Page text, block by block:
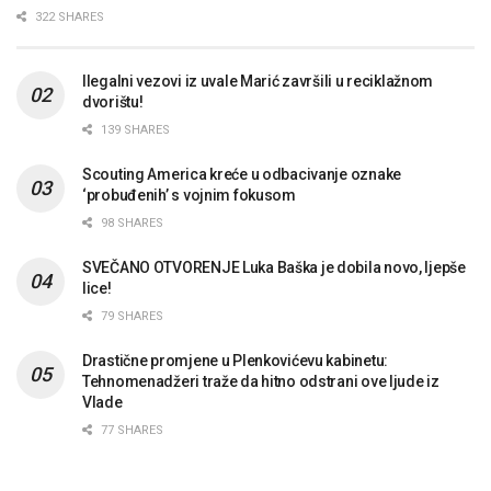
322 SHARES
Ilegalni vezovi iz uvale Marić završili u reciklažnom
dvorištu!
139 SHARES
Scouting America kreće u odbacivanje oznake
‘probuđenih’ s vojnim fokusom
98 SHARES
SVEČANO OTVORENJE Luka Baška je dobila novo, ljepše
lice!
79 SHARES
Drastične promjene u Plenkovićevu kabinetu:
Tehnomenadžeri traže da hitno odstrani ove ljude iz
Vlade
77 SHARES